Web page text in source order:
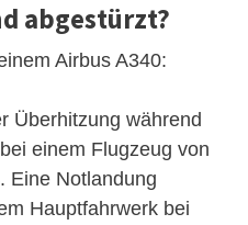
abgestürzt?
Airbus A340:
Überhitzung während
einem Flugzeug von
Eine Notlandung
Hauptfahrwerk bei